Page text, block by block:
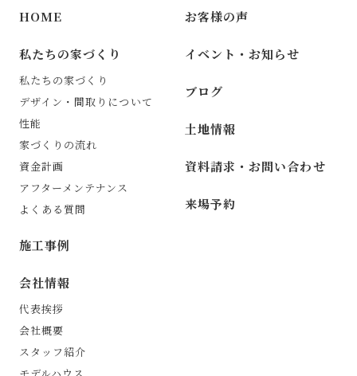
HOME
私たちの家づくり
私たちの家づくり
デザイン・間取りについて
性能
家づくりの流れ
資金計画
アフターメンテナンス
よくある質問
施工事例
お客様の声
イベント・お知らせ
ブログ
土地情報
資料請求・お問い合わせ
来場予約
会社情報
代表挨拶
会社概要
スタッフ紹介